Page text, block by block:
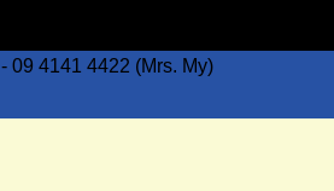
- 09 4141 4422 (Mrs. My)